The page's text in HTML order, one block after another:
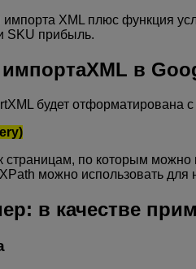
XML плюс функция
SKU прибыль.
в
будет отформатирована
страницам, по которым можно
можно использовать для
в качестве